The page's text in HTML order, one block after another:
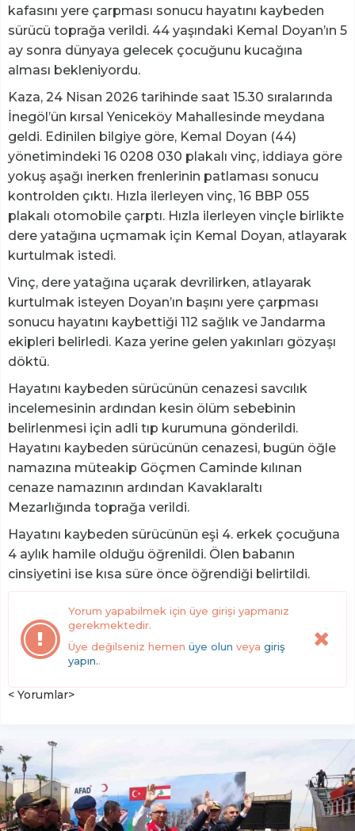
kafasını yere çarpması sonucu hayatını kaybeden
sürücü toprağa verildi. 44 yaşındaki Kemal Doyan’ın 5
ay sonra dünyaya gelecek çocuğunu kucağına
alması bekleniyordu.
Kaza, 24 Nisan 2026 tarihinde saat 15.30 sıralarında
İnegöl’ün kırsal Yeniceköy Mahallesinde meydana
geldi. Edinilen bilgiye göre, Kemal Doyan (44)
yönetimindeki 16 0208 030 plakalı vinç, iddiaya göre
yokuş aşağı inerken frenlerinin patlaması sonucu
kontrolden çıktı. Hızla ilerleyen vinç, 16 BBP 055
plakalı otomobile çarptı. Hızla ilerleyen vinçle birlikte
dere yatağına uçmamak için Kemal Doyan, atlayarak
kurtulmak istedi.
Vinç, dere yatağına uçarak devrilirken, atlayarak
kurtulmak isteyen Doyan’ın başını yere çarpması
sonucu hayatını kaybettiği 112 sağlık ve Jandarma
ekipleri belirledi. Kaza yerine gelen yakınları gözyaşı
döktü.
Hayatını kaybeden sürücünün cenazesi savcılık
incelemesinin ardından kesin ölüm sebebinin
belirlenmesi için adli tıp kurumuna gönderildi.
Hayatını kaybeden sürücünün cenazesi, bugün öğle
namazına müteakip Göçmen Caminde kılınan
cenaze namazının ardından Kavaklaraltı
Mezarlığında toprağa verildi.
Hayatını kaybeden sürücünün eşi 4. erkek çocuğuna
4 aylık hamile olduğu öğrenildi. Ölen babanın
cinsiyetini ise kısa süre önce öğrendiği belirtildi.
Yorum yapabilmek için üye girişi yapmanız
gerekmektedir.
Üye değilseniz hemen üye olun veya giriş
yapın..
< Yorumlar>